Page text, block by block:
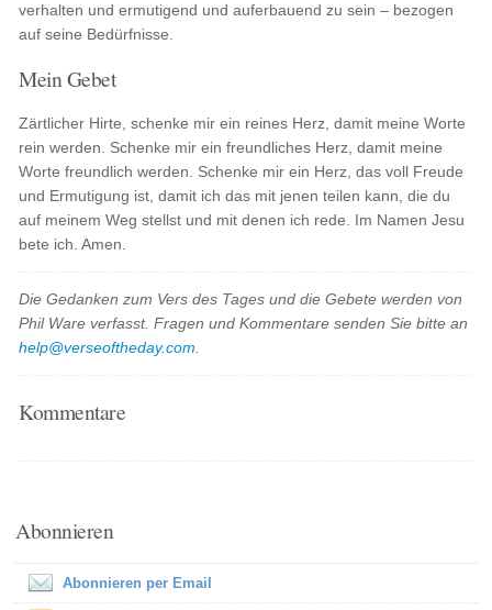
verhalten und ermutigend und auferbauend zu sein – bezogen
auf seine Bedürfnisse.
Mein Gebet
Zärtlicher Hirte, schenke mir ein reines Herz, damit meine Worte
rein werden. Schenke mir ein freundliches Herz, damit meine
Worte freundlich werden. Schenke mir ein Herz, das voll Freude
und Ermutigung ist, damit ich das mit jenen teilen kann, die du
auf meinem Weg stellst und mit denen ich rede. Im Namen Jesu
bete ich. Amen.
Die Gedanken zum Vers des Tages und die Gebete werden von
Phil Ware verfasst. Fragen und Kommentare senden Sie bitte an
help@verseoftheday.com
Kommentare
Abonnieren
Abonnieren per Email